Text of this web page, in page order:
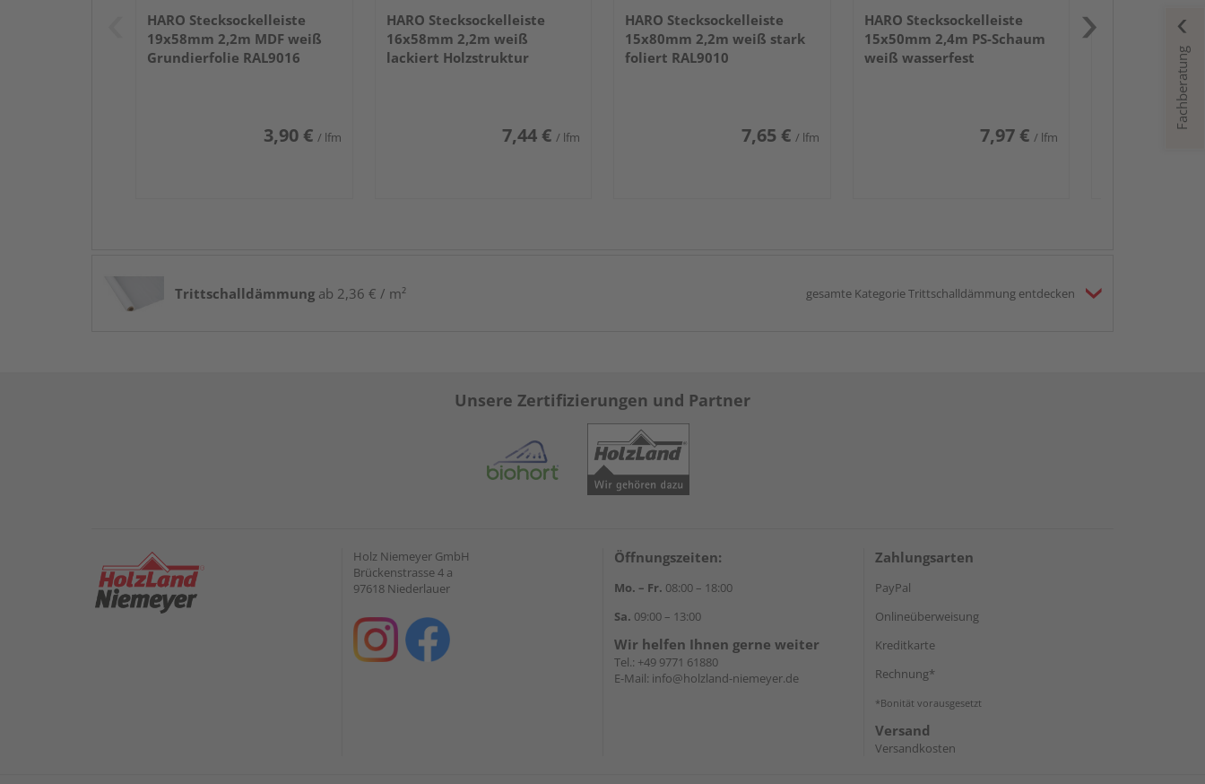
HARO Stecksockelleiste
19x58mm 2,2m MDF weiß
Grundierfolie RAL9016
3,90 € / lfm
HARO Stecksockelleiste
16x58mm 2,2m weiß
lackiert Holzstruktur
7,44 € / lfm
HARO Stecksockelleiste
15x80mm 2,2m weiß stark
foliert RAL9010
7,65 € / lfm
HARO Stecksockelleiste
15x50mm 2,4m PS-Schaum
weiß wasserfest
7,97 € / lfm
Trittschalldämmung ab 2,36 € / m² gesamte Kategorie Trittschalldämmung entdecken
Fachberatung
Unsere Zertifizierungen und Partner
Holz Niemeyer GmbH
Brückenstrasse 4 a
97618 Niederlauer
Öffnungszeiten:
Mo. – Fr. 08:00 – 18:00
Sa. 09:00 – 13:00
Wir helfen Ihnen gerne weiter
Tel.: +49 9771 61880
E-Mail: info@holzland-niemeyer.de
Zahlungsarten
PayPal
Onlineüberweisung
Kreditkarte
Rechnung*
*Bonität vorausgesetzt
Versand
Versandkosten